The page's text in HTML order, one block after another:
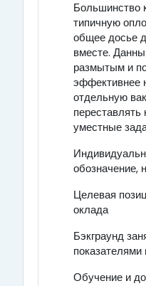
Большинство
типичную
общее досье
вместе.
размытым и
эффективнее
отдельную
переставлять
уместные
обозначение,
Целевая
оклада
Бэкграунд
Обучение и